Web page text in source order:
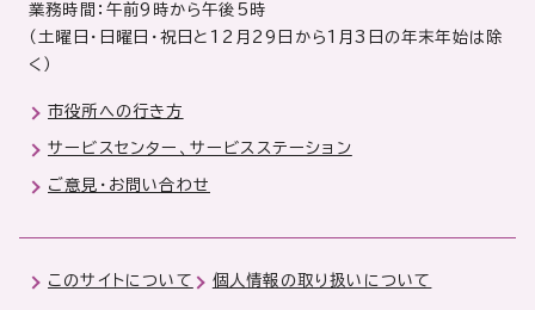
業務時間：午前9時から午後5時
（土曜日・日曜日・祝日と12月29日から1月3日の年末年始は除
く）
市役所への行き方
サービスセンター、サービスステーション
ご意見・お問い合わせ
このサイトについて 個人情報の取り扱いについて